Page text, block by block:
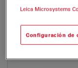
SMD
Jul 27,
Leica Microsystems
Configuración de